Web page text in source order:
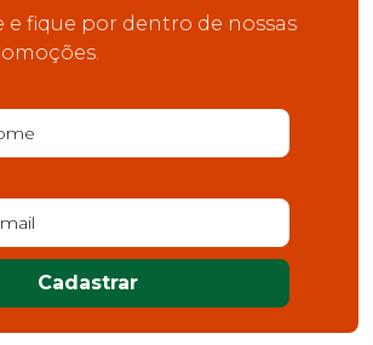
e fique por dentro de nossas
Cadastrar